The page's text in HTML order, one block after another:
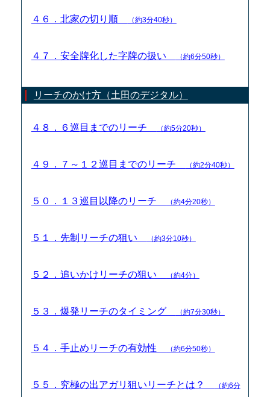
４６．北家の切り順 （約3分40秒）
４７．安全牌化した字牌の扱い （約6分50秒）
リーチのかけ方（土田のデジタル）
４８．６巡目までのリーチ （約5分20秒）
４９．７～１２巡目までのリーチ （約2分40秒）
５０．１３巡目以降のリーチ （約4分20秒）
５１．先制リーチの狙い （約3分10秒）
５２．追いかけリーチの狙い （約4分）
５３．爆発リーチのタイミング （約7分30秒）
５４．手止めリーチの有効性 （約6分50秒）
５５．究極の出アガリ狙いリーチとは？
（約6分